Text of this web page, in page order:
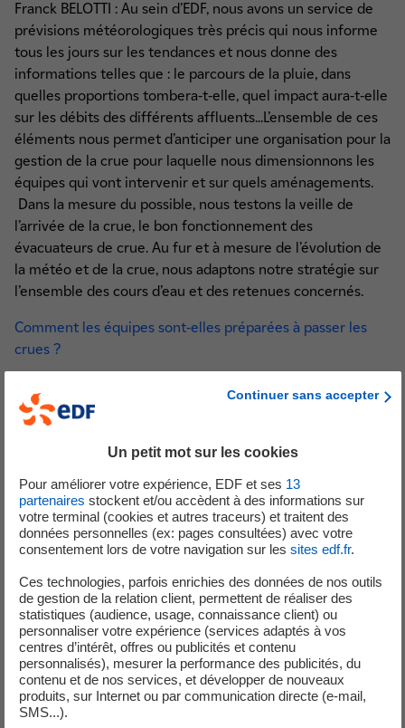
Franck BELOTTI : Au sein d’EDF, nous avons un service de
prévisions météorologiques très précis qui nous informe
tous les jours sur les tendances et nous donne des
informations telles que : le parcours de la pluie, dans
quelles proportions tombera-t-elle, quel impact aura-t-elle
sur les débits des différents affluents...L’ensemble de ces
éléments nous permet d’anticiper une organisation pour la
gestion de la crue pour laquelle nous dimensionnons les
équipes qui vont intervenir et sur quels aménagements.
Dans la mesure du possible, nous testons la veille de
l’arrivée de la crue, le bon fonctionnement des
évacuateurs de crue. Au fur et à mesure de l’évolution de
la météo et de la crue, nous adaptons notre stratégie sur
l’ensemble des cours d’eau et des retenues concernés.
Comment les équipes sont-elles préparées à passer les
crues ?
long de l’année sur des simulateurs informatiques qui
nous permettent de travailler sur des montées, des
baisses de débit et de manipuler les vannes de façon
s’effectuent dans le cadre de consignes qui ont été
validées « à froid » avec les services de l'État. Les agents
sont formés de façon à avoir la capacité de mettre en
place, quel que soit le moment, une organisation pour
gérer la crue 24h/24h en lien avec les parties intéressées,
comme les préfectures, service des prévisions des crues,
syndicat mixte de la Durance.
Gérer les crues, de quoi s’agit-il concrètement ?
F.B. : par définition, gérer les crues c’est éviter toute
submersion de l’ouvrage et faire en sorte que les débits
Continuer sans accepter
Un petit mot sur les cookies
Pour améliorer votre expérience, EDF et ses 13
partenaires stockent et/ou accèdent à des informations sur
votre terminal (cookies et autres traceurs) et traitent des
données personnelles (ex: pages consultées) avec votre
consentement lors de votre navigation sur les sites edf.fr.
Ces technologies, parfois enrichies des données de nos outils
de gestion de la relation client, permettent de réaliser des
statistiques (audience, usage, connaissance client) ou
personnaliser votre expérience (services adaptés à vos
centres d’intérêt, offres ou publicités et contenu
personnalisés), mesurer la performance des publicités, du
contenu et de nos services, et développer de nouveaux
produits, sur Internet ou par communication directe (e-mail,
SMS...).